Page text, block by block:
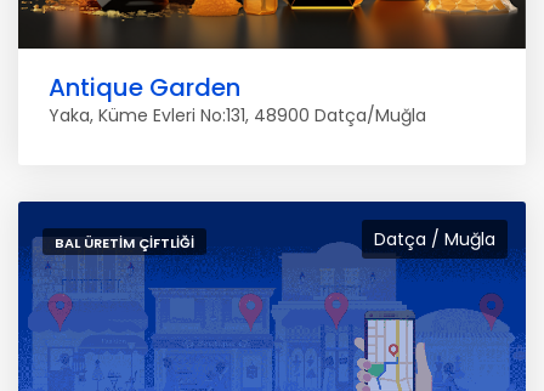
Antique Garden
Yaka, Küme Evleri No:131, 48900 Datça/Muğla
Datça / Muğla
BAL ÜRETIM ÇIFTLIĞI